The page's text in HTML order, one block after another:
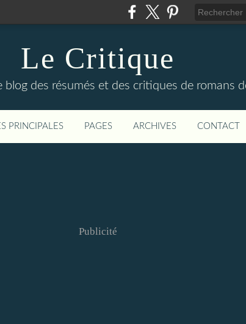
Le Critique
blog des résumés et des critiques de romans
PRINCIPALES PAGES ARCHIVES CONTACT
Publicité